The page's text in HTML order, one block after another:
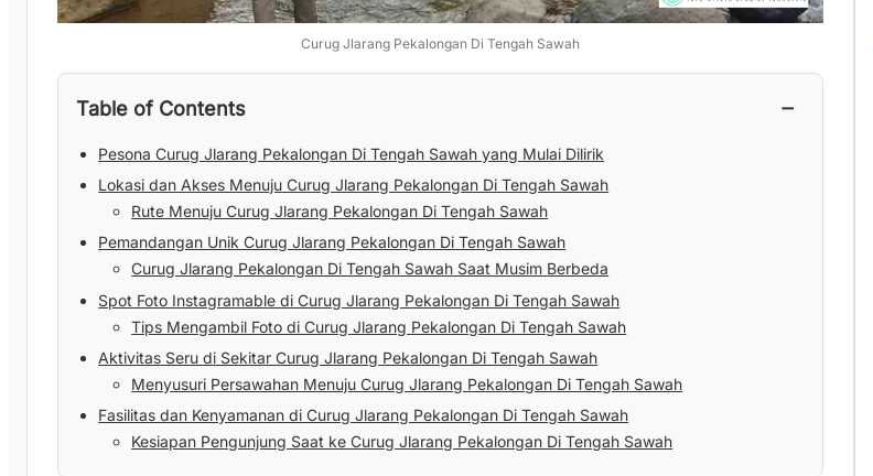
Curug Jlarang Pekalongan Di Tengah Sawah
Table of Contents −
Pesona Curug Jlarang Pekalongan Di Tengah Sawah yang Mulai Dilirik
Lokasi dan Akses Menuju Curug Jlarang Pekalongan Di Tengah Sawah
Rute Menuju Curug Jlarang Pekalongan Di Tengah Sawah
Pemandangan Unik Curug Jlarang Pekalongan Di Tengah Sawah
Curug Jlarang Pekalongan Di Tengah Sawah Saat Musim Berbeda
Spot Foto Instagramable di Curug Jlarang Pekalongan Di Tengah Sawah
Tips Mengambil Foto di Curug Jlarang Pekalongan Di Tengah Sawah
Aktivitas Seru di Sekitar Curug Jlarang Pekalongan Di Tengah Sawah
Menyusuri Persawahan Menuju Curug Jlarang Pekalongan Di Tengah Sawah
Fasilitas dan Kenyamanan di Curug Jlarang Pekalongan Di Tengah Sawah
Kesiapan Pengunjung Saat ke Curug Jlarang Pekalongan Di Tengah Sawah